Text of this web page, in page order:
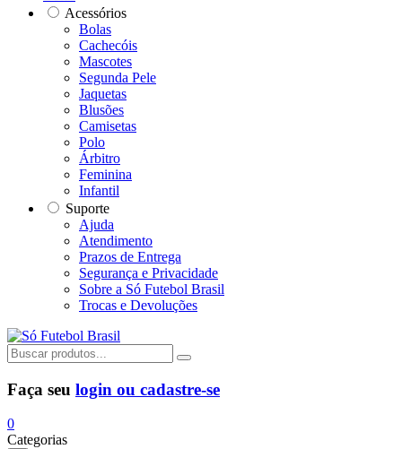
Acessórios
Bolas
Cachecóis
Mascotes
Segunda Pele
Jaquetas
Blusões
Camisetas
Polo
Árbitro
Feminina
Infantil
Suporte
Ajuda
Atendimento
Prazos de Entrega
Segurança e Privacidade
Sobre a Só Futebol Brasil
Trocas e Devoluções
Faça seu login ou cadastre-se
0
Categorias